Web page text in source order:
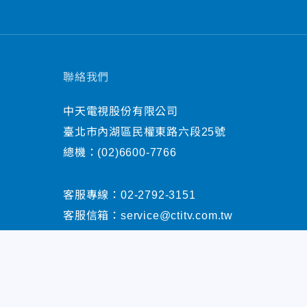
聯絡我們
中天電視股份有限公司
臺北市內湖區民權東路六段25號
總機： (02)6600-7766
客服專線： 02-2792-3151
客服信箱： service@ctitv.com.tw